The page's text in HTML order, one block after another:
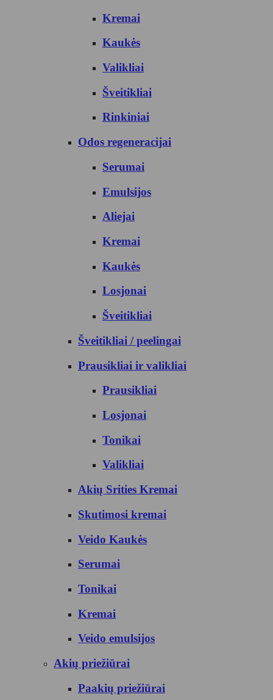
Kremai
Kaukės
Valikliai
Šveitikliai
Rinkiniai
Odos regeneracijai
Serumai
Emulsijos
Aliejai
Kremai
Kaukės
Losjonai
Šveitikliai
Šveitikliai / peelingai
Prausikliai ir valikliai
Prausikliai
Losjonai
Tonikai
Valikliai
Akių Srities Kremai
Skutimosi kremai
Veido Kaukės
Serumai
Tonikai
Kremai
Veido emulsijos
Akių priežiūrai
Paakių priežiūrai